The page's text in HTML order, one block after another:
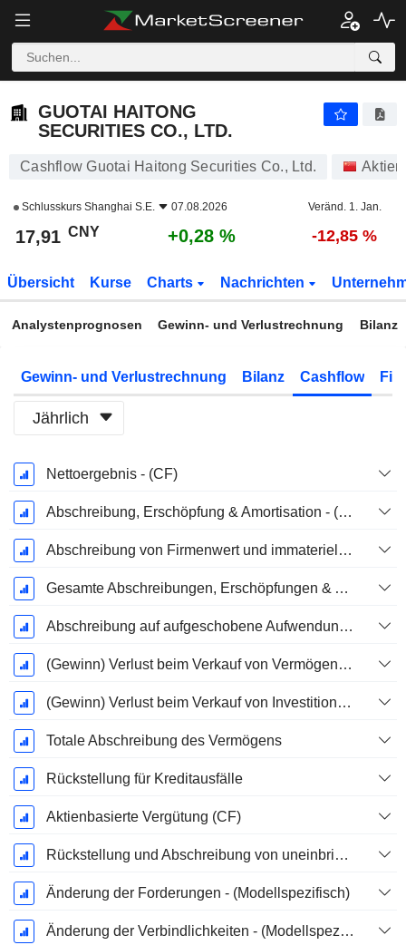
GUOTAI HAITONG
SECURITIES CO., LTD.
Cashflow Guotai Haitong Securities Co., Ltd. Aktien
Schlusskurs Shanghai S.E. 07.08.2026 Veränd. 1. Jan.
17,91 CNY +0,28 % -12,85 %
Übersicht Kurse Charts Nachrichten
Analystenprognosen Gewinn- und Verlustrechnung Bilanz
Gewinn- und Verlustrechnung Bilanz Cashflow
Jährlich
Ende d.
Geschäftsjahres:
Dezember
Nettoergebnis - (CF)
Abschreibung, Erschöpfung & Amortisation - (Vorlagenspezifisch)
Abschreibung von Firmenwert und immateriellen Vermögenswerten - (CF)
Gesamte Abschreibungen, Erschöpfungen & Amortisationen - (Modellspezifisch)
Abschreibung auf aufgeschobene Aufwendungen, Gesamt - (Modellspezifisch)
(Gewinn) Verlust beim Verkauf von Vermögenswerten - (CF)
(Gewinn) Verlust beim Verkauf von Investitionen - (CF)
Totale Abschreibung des Vermögens
Rückstellung für Kreditausfälle
Aktienbasierte Vergütung (CF)
Rückstellung und Abschreibung von uneinbringlichen Forderungen
Änderung der Forderungen - (Modellspezifisch)
Änderung der Verbindlichkeiten - (Modellspezifisch)